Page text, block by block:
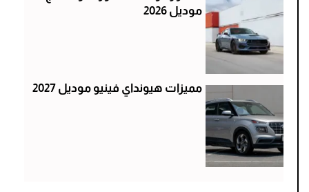
موديل 2026
مميزات هيونداي فينيو موديل 2027